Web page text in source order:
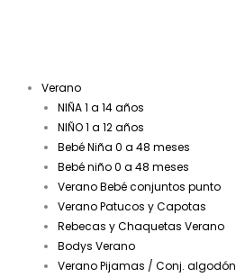
Verano
NIÑA 1 a 14 años
NIÑO 1 a 12 años
Bebé Niña 0 a 48 meses
Bebé niño 0 a 48 meses
Verano Bebé conjuntos punto
Verano Patucos y Capotas
Rebecas y Chaquetas Verano
Bodys Verano
Verano Pijamas / Conj. algodón